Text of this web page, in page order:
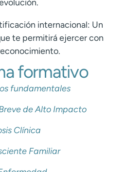
internacional: Un
te permitirá ejercer con
formativo
fundamentales
de Alto Impacto
Clínica
Familiar